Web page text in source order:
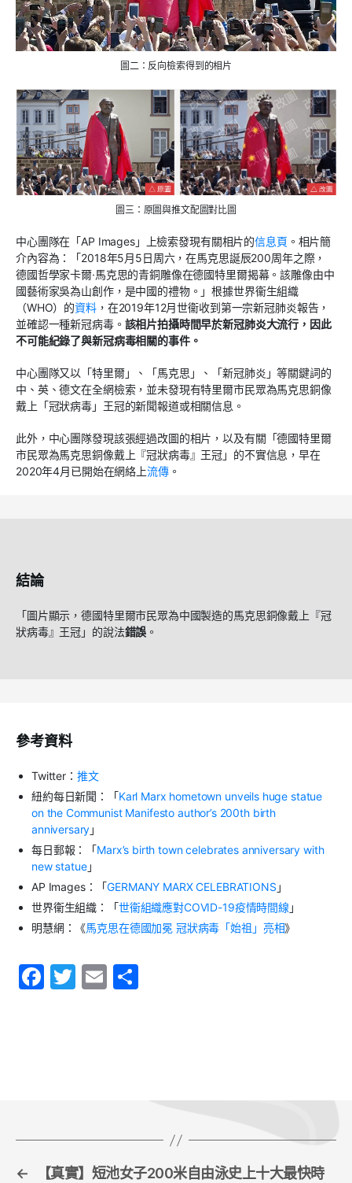
圖二：反向檢索得到的相片
圖三：原圖與推文配圖對比圖
中心團隊在「AP Images」上檢索發現有關相片的信息頁 。相片簡
介內容為：「2018年5月5日周六，在馬克思誕辰200周年之際，
德國哲學家卡爾·馬克思的青銅雕像在德國特里爾揭幕。該雕像由中
國藝術家吳為山創作，是中國的禮物。」根據世界衞生組織
（WHO）的資料，在2019年12月世衞收到第一宗新冠肺炎報告，
並確認一種新冠病毒。 該相片拍攝時間早於新冠肺炎大流行，因此
不可能紀錄了與新冠病毒相關的事件。
中心團隊又以「特里爾」、「馬克思」、「新冠肺炎」等關鍵詞的
中、英、德文在全網檢索，並未發現有特里爾市民眾為馬克思銅像
戴上「冠狀病毒」王冠的新聞報道或相關信息。
此外，中心團隊發現該張經過改圖的相片，以及有關「德國特里爾
市民眾為馬克思銅像戴上『冠狀病毒』王冠」的不實信息，早在
2020年4月已開始在網絡上流傳。
結論
「圖片顯示，德國特里爾市民眾為中國製造的馬克思銅像戴上『冠
狀病毒』王冠」的說法錯誤 。
參考資料
Twitter： 推文
紐約每日新聞：「Karl Marx hometown unveils huge statue
on the Communist Manifesto author’s 200th birth
anniversary」
每日郵報：「Marx’s birth town celebrates anniversary with
new statue」
AP Images：「GERMANY MARX CELEBRATIONS 」
世界衞生組織：「世衞組織應對COVID-19疫情時間線 」
明慧網：《馬克思在德國加冕 冠狀病毒「始祖」亮相》
F
T
E
←
【真實】短池女子200米自由泳史上十大最快時